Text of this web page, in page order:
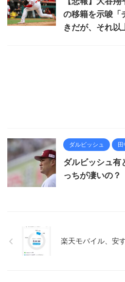
の移籍を示唆「
きだが、それ以
ダルビッシュ
ダルビッシュ有
っちが凄いの？
楽天モバイル、安